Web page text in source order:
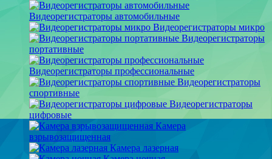
Видеорегистраторы автомобильные
Видеорегистраторы микро
Видеорегистраторы
портативные
Видеорегистраторы профессиональные
Видеорегистраторы
спортивные
Видеорегистраторы
цифровые
Камера
взрывозащищенная
Камера лазерная